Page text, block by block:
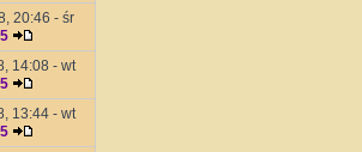
20:46 - śr
14:08 - wt
13:44 - wt